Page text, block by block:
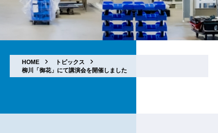
HOME
トピックス
柳川「御花」にて講演会を開催しました